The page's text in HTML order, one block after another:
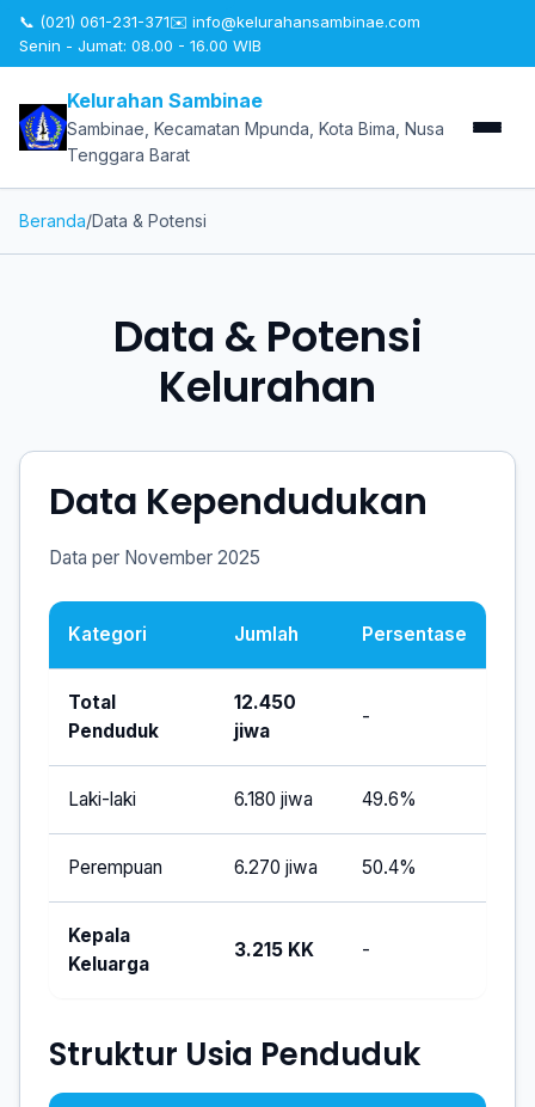
📞 (021) 061-231-371✉️ info@kelurahansambinae.com
Senin - Jumat: 08.00 - 16.00 WIB
Kelurahan Sambinae
Sambinae, Kecamatan Mpunda, Kota Bima, Nusa
Tenggara Barat
Beranda/Data & Potensi
Data & Potensi
Kelurahan
Data Kependudukan
Data per November 2025
Kategori Jumlah Persentase
Total
Penduduk
12.450
jiwa
-
Laki-laki 6.180 jiwa 49.6%
Perempuan 6.270 jiwa 50.4%
Kepala
Keluarga
3.215 KK -
Struktur Usia Penduduk